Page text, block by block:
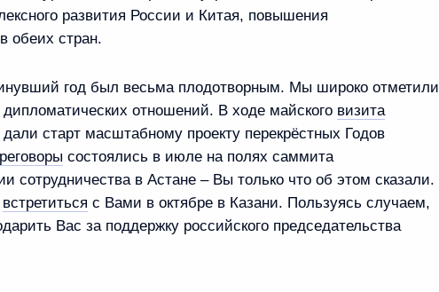
область, Ново-Огарёво
членами Совета Безопасности
область, Ново-Огарёво
развития России и Китая, повышения
обеих стран.
год был весьма плодотворным. Мы широко отметили
дипломатических отношений. В ходе майского визита
старт масштабному проекту перекрёстных Годов
состоялись в июле на полях саммита
сотрудничества в Астане – Вы только что об этом сказали.
встретиться с Вами в октябре в Казани. Пользуясь случаем,
Вас за поддержку российского председательства